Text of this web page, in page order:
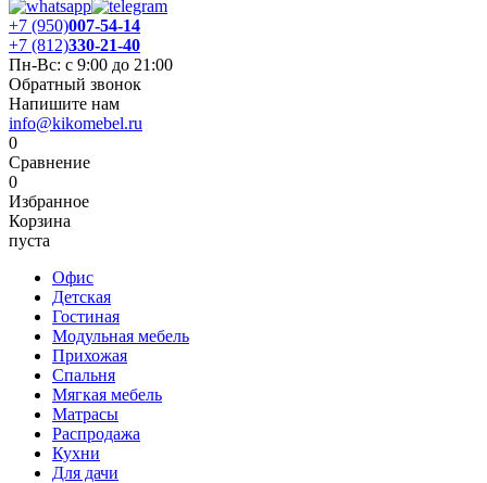
+7 (950)007-54-14
+7 (812)330-21-40
Пн-Вс: с 9:00 до 21:00
Обратный звонок
Напишите нам
info@kikomebel.ru
0
Сравнение
0
Избранное
Корзина
пуста
Офис
Детская
Гостиная
Модульная мебель
Прихожая
Спальня
Мягкая мебель
Матрасы
Распродажа
Кухни
Для дачи